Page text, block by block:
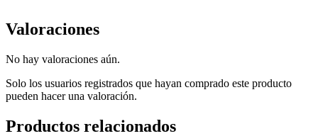
Valoraciones
No hay valoraciones aún.
Solo los usuarios registrados que hayan comprado este producto
pueden hacer una valoración.
Productos relacionados